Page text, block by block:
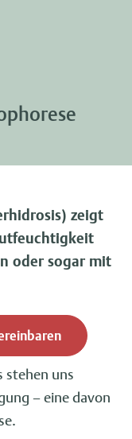
zeigt
oder sogar mit
stehen uns
– eine davon